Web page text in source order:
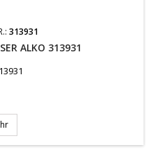
313931
ALKO 313931